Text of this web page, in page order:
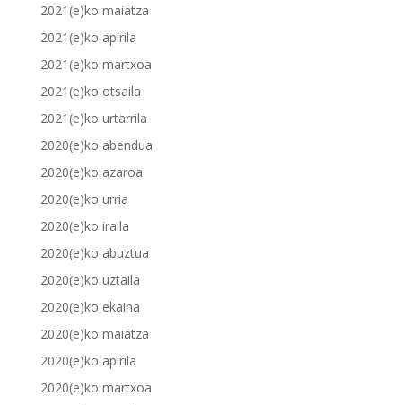
2021(e)ko maiatza
2021(e)ko apirila
2021(e)ko martxoa
2021(e)ko otsaila
2021(e)ko urtarrila
2020(e)ko abendua
2020(e)ko azaroa
2020(e)ko urria
2020(e)ko iraila
2020(e)ko abuztua
2020(e)ko uztaila
2020(e)ko ekaina
2020(e)ko maiatza
2020(e)ko apirila
2020(e)ko martxoa